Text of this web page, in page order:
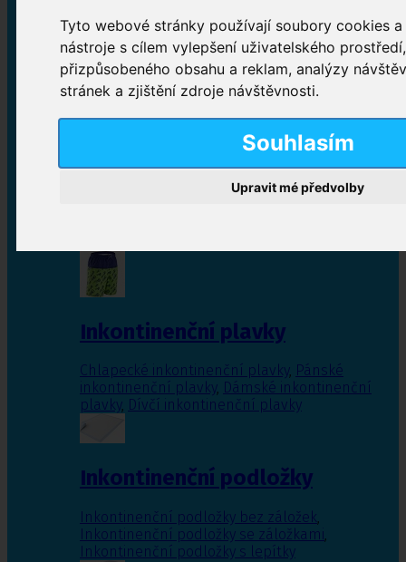
Tyto webové stránky používají soubory cookies
nástroje s cílem vylepšení uživatelského
přizpůsobeného obsahu a reklam, analýzy
stránek a zjištění zdroje návštěvnosti.
Souhlasím
Upravit mé předvolby
Inkontinenční kalhotky
Plenkové kalhotky navlékací,Plenkové kalhotky
zalepovací,Inkontinenční kalhotky dámské
Inkontinenční vložky
Inkontinenční plavky
Chlapecké inkontinenční plavky, Pánské
inkontinenční plavky, Dámské inkontinenční
plavky, Dívčí inkontinenční plavky
Inkontinenční podložky
Inkontinenční podložky bez záložek,
Inkontinenční podložky se záložkami,
Inkontinenční podložky s lepítky